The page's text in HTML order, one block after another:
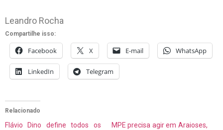
Leandro Rocha
Compartilhe isso:
Facebook X E-mail WhatsApp
LinkedIn Telegram
Relacionado
Flávio Dino define todos os
MPE precisa agir em Araioses,